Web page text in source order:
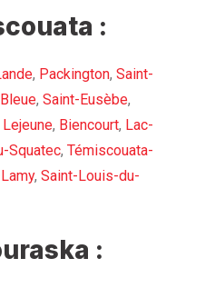
:
, Packington, Saint-
, Saint-Eusèbe,
Lejeune, Biencourt, Lac-
Squatec, Témiscouata-
, Saint-Louis-du-
: